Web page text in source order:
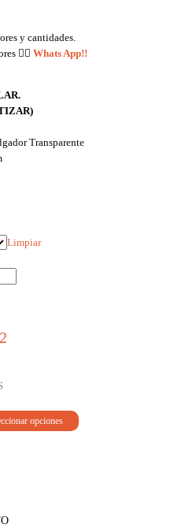
y cantidades.
👉🏼 Whats App!!
Transparente
Limpiar
opciones